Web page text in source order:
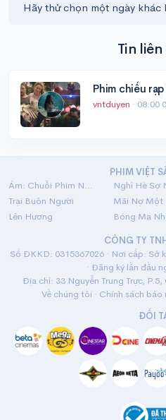
Hãy thử chọn một ngày khác
Tin
Phim chiếu
vntduyen · 08:00
PHIM VIỆT
Ám: Chuỗi Phim Ngắn Linh Dị
Nghỉ Hè Sợ
Trại Buôn Người
Lên Hương
Bóng Ma
CÔNG TY
Số ĐKKD: 0315367026 · Nơi cấp: Sở
· Đăng ký lần đầu
Địa chỉ: 33 Nguyễn Trung Trực,
Về chúng tôi · Chính sách bảo
ĐỐI